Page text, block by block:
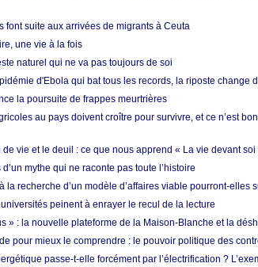
font suite aux arrivées de migrants à Ceuta
une vie à la fois
naturel qui ne va pas toujours de soi
d'Ebola qui bat tous les records, la riposte change
la poursuite de frappes meurtrières
au pays doivent croître pour survivre, et ce n’est
vie et le deuil : ce que nous apprend « La vie devant soi
mythe qui ne raconte pas toute l’histoire
la recherche d’un modèle d’affaires viable pourront-elles
peinent à enrayer le recul de la lecture
» : la nouvelle plateforme de la Maison-Blanche et la
pour mieux le comprendre : le pouvoir politique des
passe-t-elle forcément par l’électrification ?